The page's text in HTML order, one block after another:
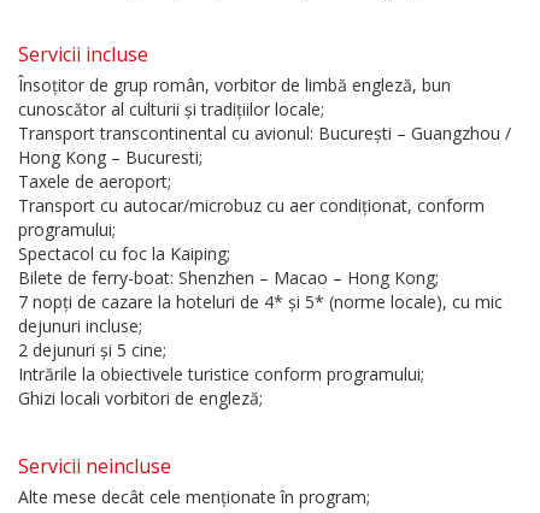
Servicii incluse
Însoțitor de grup român, vorbitor de limbă engleză, bun
cunoscător al culturii și tradițiilor locale;
Transport transcontinental cu avionul: București – Guangzhou /
Hong Kong – Bucuresti;
Taxele de aeroport;
Transport cu autocar/microbuz cu aer condiționat, conform
programului;
Spectacol cu foc la Kaiping;
Bilete de ferry-boat: Shenzhen – Macao – Hong Kong;
7 nopți de cazare la hoteluri de 4* și 5* (norme locale), cu mic
dejunuri incluse;
2 dejunuri și 5 cine;
Intrările la obiectivele turistice conform programului;
Ghizi locali vorbitori de engleză;
Servicii neincluse
Alte mese decât cele menționate în program;